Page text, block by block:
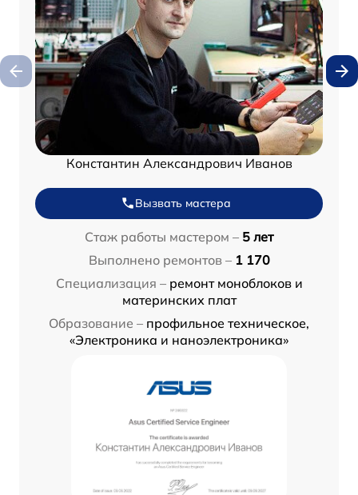
Константин Александрович Иванов
Вызвать мастера
Стаж работы мастером – 5 лет
Выполнено ремонтов – 1 170
Специализация – ремонт моноблоков и
материнских плат
Образование – профильное техническое,
«Электроника и наноэлектроника»